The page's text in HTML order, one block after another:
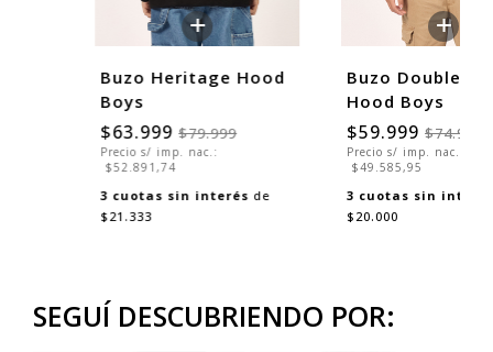
+
Buzo Heritage Hood
Boys
$63.999 $79.999
Precio s/ imp. nac.:
$52.891,74
3 cuotas sin interés de
$21.333
+
Buzo Double
Hood Boys
$59.999 $74.999
Precio s/ imp. nac.:
$49.585,95
3 cuotas sin
$20.000
SEGUÍ DESCUBRIENDO POR: